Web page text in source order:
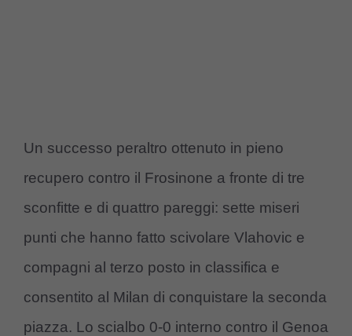
Un successo peraltro ottenuto in pieno
recupero contro il Frosinone a fronte di tre
sconfitte e di quattro pareggi: sette miseri
punti che hanno fatto scivolare Vlahovic e
compagni al terzo posto in classifica e
consentito al Milan di conquistare la seconda
piazza. Lo scialbo 0-0 interno contro il Genoa